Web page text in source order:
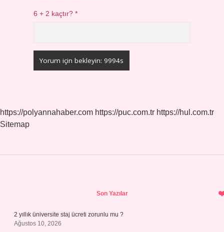
6 + 2 kaçtır?*
https://polyannahaber.com https://puc.com.tr https://hul.com.tr
Sitemap
Son Yazılar
2 yıllık üniversite staj ücreti zorunlu mu ?
Ağustos 10, 2026